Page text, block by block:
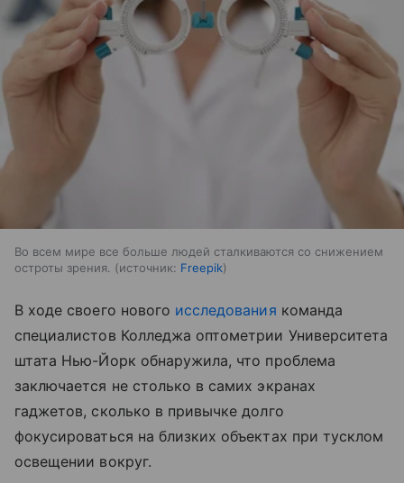
Во всем мире все больше людей сталкиваются со снижением
остроты зрения.
источник: Freepik
В ходе своего нового исследования команда
специалистов Колледжа оптометрии Университета
штата Нью-Йорк обнаружила, что проблема
заключается не столько в самих экранах
гаджетов, сколько в привычке долго
фокусироваться на близких объектах при тусклом
освещении вокруг.